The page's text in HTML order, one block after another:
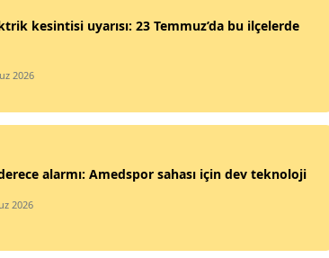
kesintisi uyarısı: 23 Temmuz’da bu ilçelerde
2026
alarmı: Amedspor sahası için dev teknoloji
2026